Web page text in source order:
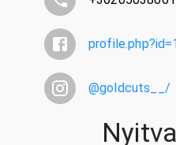
@goldcuts__/